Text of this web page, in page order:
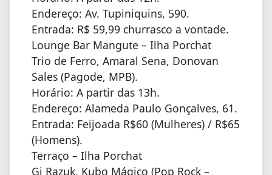
Endereço: Av. Tupiniquins, 590.
Entrada: R$ 59,99 churrasco a vontade.
Lounge Bar Mangute – Ilha Porchat
Trio de Ferro, Amaral Sena, Donovan
Sales (Pagode, MPB).
Horário: A partir das 13h.
Endereço: Alameda Paulo Gonçalves, 61.
Entrada: Feijoada R$60 (Mulheres) / R$65
(Homens).
Terraço – Ilha Porchat
Gi Razuk, Kubo Mágico (Pop Rock –